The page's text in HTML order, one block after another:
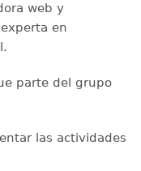
web y
en
parte del grupo
las actividades